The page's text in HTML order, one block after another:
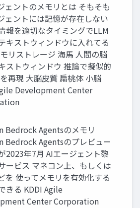
ェントのメモリとは そもそも
ェントには記憶が存在しない
報を適切なタイミングでLLM
キストウィンドウに入れてる
リストレージ 海馬 人間の脳
ストウィンドウ 推論で擬似的
再現 大脳皮質 扁桃体 小脳
Development Center
Bedrock Agentsのメモリ
Bedrock Agentsのプレビュー
2023年7月 AIエージェント黎
ービス マネコン上、もしくは
を 使ってメモリを有効化する
きる KDDI Agile
Center Corporation